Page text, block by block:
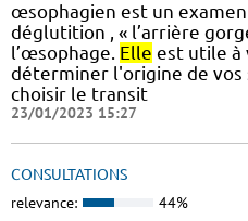
œsophagien est un
déglutition , « l’arrière
l’œsophage. Elle est utile à
déterminer l'origine de vos
choisir le transit
23/01/2023 15:27
CONSULTATIONS
relevance: 44%